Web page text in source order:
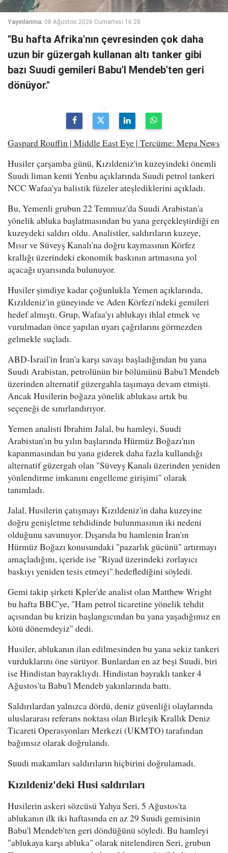
Yayınlanma: 08 Ağustos 2026 Cumartesi 16:28
"Bu hafta Afrika'nın çevresinden çok daha
uzun bir güzergah kullanan altı tanker gibi
bazı Suudi gemileri Babu'l Mendeb'ten geri
dönüyor."
Gaspard Rouffin | Middle East Eye | Tercüme: Mepa News
Husiler çarşamba günü, Kızıldeniz'in kuzeyindeki önemli
Suudi liman kenti Yenbu açıklarında Suudi petrol tankeri
NCC Wafaa'ya balistik füzeler ateşlediklerini açıkladı.
Bu, Yemenli grubun 22 Temmuz'da Suudi Arabistan'a
yönelik abluka başlatmasından bu yana gerçekleştirdiği en
kuzeydeki saldırı oldu. Analistler, saldırıların kuzeye,
Mısır ve Süveyş Kanalı'na doğru kaymasının Körfez
krallığı üzerindeki ekonomik baskının artmasına yol
açacağı uyarısında bulunuyor.
Husiler şimdiye kadar çoğunlukla Yemen açıklarında,
Kızıldeniz'in güneyinde ve Aden Körfezi'ndeki gemileri
hedef almıştı. Grup, Wafaa'yı ablukayı ihlal etmek ve
vurulmadan önce yapılan uyarı çağrılarını görmezden
gelmekle suçladı.
ABD-İsrail'in İran'a karşı savaşı başladığından bu yana
Suudi Arabistan, petrolünün bir bölümünü Babu'l Mendeb
üzerinden alternatif güzergahla taşımaya devam etmişti.
Ancak Husilerin boğaza yönelik ablukası artık bu
seçeneği de sınırlandırıyor.
Yemen analisti Ibrahim Jalal, bu hamleyi, Suudi
Arabistan'ın bu yılın başlarında Hürmüz Boğazı'nın
kapanmasından bu yana giderek daha fazla kullandığı
alternatif güzergah olan "Süveyş Kanalı üzerinden yeniden
yönlendirme imkanını engelleme girişimi" olarak
tanımladı.
Jalal, Husilerin çatışmayı Kızıldeniz'in daha kuzeyine
doğru genişletme tehdidinde bulunmasının iki nedeni
olduğunu savunuyor. Dışarıda bu hamlenin İran'ın
Hürmüz Boğazı konusundaki "pazarlık gücünü" artırmayı
amaçladığını, içeride ise "Riyad üzerindeki zorlayıcı
baskıyı yeniden tesis etmeyi" hedeflediğini söyledi.
Gemi takip şirketi Kpler'de analist olan Matthew Wright
bu hafta BBC'ye, "Ham petrol ticaretine yönelik tehdit
açısından bu krizin başlangıcından bu yana yaşadığımız en
kötü dönemdeyiz" dedi.
Husiler, ablukanın ilan edilmesinden bu yana sekiz tankeri
vurduklarını öne sürüyor. Bunlardan en az beşi Suudi, biri
ise Hindistan bayraklıydı. Hindistan bayraklı tanker 4
Ağustos'ta Babu'l Mendeb yakınlarında battı.
Saldırılardan yalnızca dördü, deniz güvenliği olaylarında
uluslararası referans noktası olan Birleşik Krallık Deniz
Ticareti Operasyonları Merkezi (UKMTO) tarafından
bağımsız olarak doğrulandı.
Suudi makamları saldırıların hiçbirini doğrulamadı.
Kızıldeniz'deki Husi saldırıları
Husilerin askeri sözcüsü Yahya Seri, 5 Ağustos'ta
ablukanın ilk iki haftasında en az 29 Suudi gemisinin
Babu'l Mendeb'ten geri döndüğünü söyledi. Bu hamleyi
"ablukaya karşı abluka" olarak nitelendiren Seri, grubun